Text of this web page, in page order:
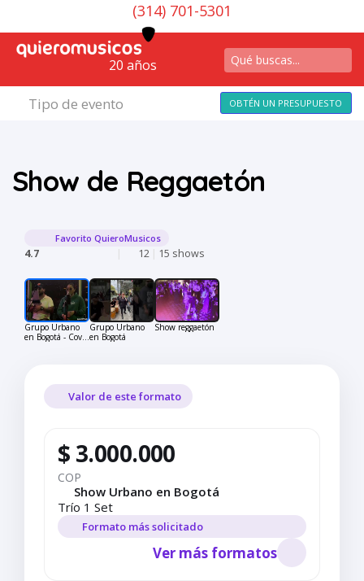
(314) 701-5301
20 años
Tipo de evento OBTÉN UN PRESUPUESTO
Show de Reggaetón
Favorito QuieroMusicos
4.7 | 12 | 15 shows
Grupo Urbano
en Bogotá - Cover
Grupo Urbano
en Bogotá
Show reggaetón
Valor de este formato
$ 3.000.000
COP
Show Urbano en Bogotá
Trío 1 Set
Formato más solicitado
Ver más formatos